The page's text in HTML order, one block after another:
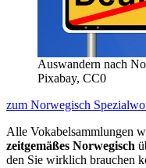
Auswandern nach
Pixabay, CC0
zum Norwegisch
Alle Vokabelsammlungen
zeitgemäßes Norwegisch
den Sie wirklich brauchen